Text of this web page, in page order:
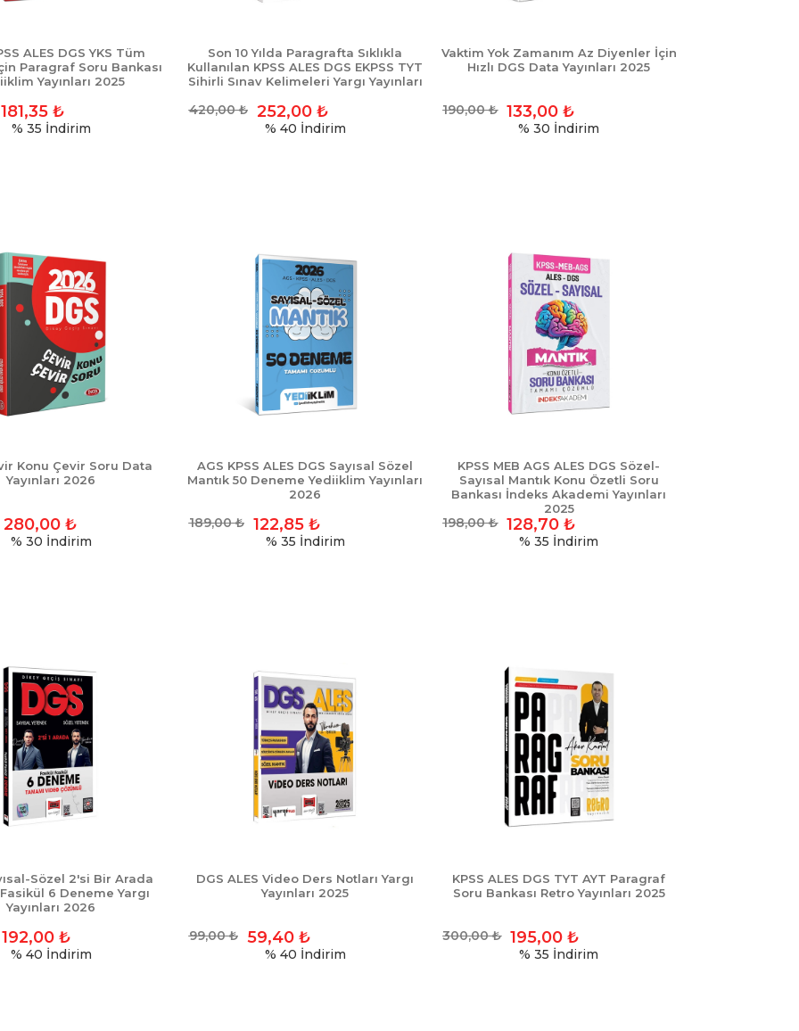
ALES DGS YKS Tüm
Paragraf Soru Bankası
Yayınları 2025
181,35₺
% 35 İndirim
Son 10 Yılda Paragrafta Sıklıkla
Kullanılan KPSS ALES DGS EKPSS TYT
Sihirli Sınav Kelimeleri Yargı Yayınları
420,00₺ 252,00₺
% 40 İndirim
Vaktim Yok Zamanım Az Diyenler İçin
Hızlı DGS Data Yayınları 2025
190,00₺ 133,00 ₺
% 30 İndirim
Konu Çevir Soru Data
Yayınları 2026
280,00₺
% 30 İndirim
AGS KPSS ALES DGS Sayısal Sözel
Mantık 50 Deneme Yediiklim Yayınları
2026
189,00₺ 122,85₺
% 35 İndirim
KPSS MEB AGS ALES DGS Sözel-
Sayısal Mantık Konu Özetli Soru
Bankası İndeks Akademi Yayınları
2025
198,00₺ 128,70 ₺
% 35 İndirim
Sözel 2'si Bir Arada
6 Deneme Yargı
Yayınları 2026
192,00₺
% 40 İndirim
DGS ALES Video Ders Notları Yargı
Yayınları 2025
99,00₺ 59,40₺
% 40 İndirim
KPSS ALES DGS TYT AYT Paragraf
Soru Bankası Retro Yayınları 2025
300,00₺ 195,00 ₺
% 35 İndirim